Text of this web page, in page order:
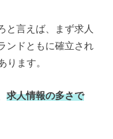
と言えば、まず求人
ンドともに確立され
ります。
求人情報の多さで